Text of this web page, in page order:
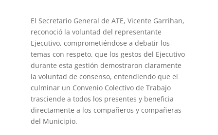
El Secretario General de ATE, Vicente Garrihan,
reconoció la voluntad del representante
Ejecutivo, comprometiéndose a debatir los
temas con respeto, que los gestos del Ejecutivo
durante esta gestión demostraron claramente
la voluntad de consenso, entendiendo que el
culminar un Convenio Colectivo de Trabajo
trasciende a todos los presentes y beneficia
directamente a los compañeros y compañeras
del Municipio.